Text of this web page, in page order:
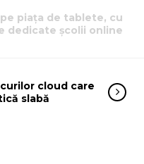
piața de tablete, cu
dedicate școlii online
cloud care
slabă